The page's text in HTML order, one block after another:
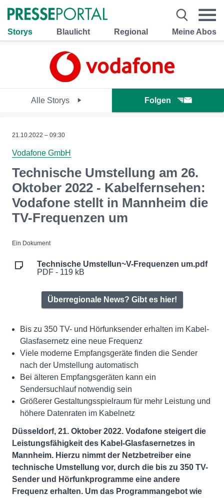
Storys Blaulicht Regional Meine Abos
Alle Storys Folgen
21.10.2022 – 09:30
Vodafone GmbH
Technische Umstellung am 26.
Oktober 2022 - Kabelfernsehen:
Vodafone stellt in Mannheim die
TV-Frequenzen um
Ein Dokument
Technische Umstellun~V-Frequenzen um.pdf
PDF - 119 kB
Überregionale News? Gibt es hier!
Bis zu 350 TV- und Hörfunksender erhalten im Kabel-
Glasfasernetz eine neue Frequenz
Viele moderne Empfangsgeräte finden die Sender
nach der Umstellung automatisch
Bei älteren Empfangsgeräten kann ein
Sendersuchlauf notwendig sein
Größerer Gestaltungsspielraum für mehr Leistung und
höhere Datenraten im Kabelnetz
Düsseldorf, 21. Oktober 2022. Vodafone steigert die
Leistungsfähigkeit des Kabel-Glasfasernetzes in
Mannheim. Hierzu nimmt der Netzbetreiber eine
technische Umstellung vor, durch die bis zu 350 TV-
Sender und Hörfunkprogramme eine andere
Frequenz erhalten. Um das Programmangebot wie